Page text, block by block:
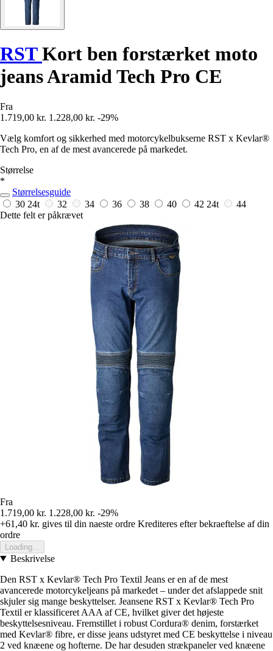
RSTKort ben forstærket moto
jeans Aramid Tech Pro CE
Fra
1.719,00 kr. 1.228,00 kr. -29%
Vælg komfort og sikkerhed med motorcykelbukserne RST x Kevlar®
Tech Pro, en af de mest avancerede på markedet.
Størrelse
*
Størrelsesguide
30 24t 32 34 36 38 40 42 24t
44
Dette felt er påkrævet
Fra
1.719,00 kr. 1.228,00 kr. -29%
+61,40 kr. gives til din naeste ordre Krediteres efter bekraeftelse af din
ordre
Loading...
Beskrivelse
Den RST x Kevlar® Tech Pro Textil Jeans er en af de mest
avancerede motorcykeljeans på markedet – under det afslappede snit
skjuler sig mange beskyttelser. Jeansene RST x Kevlar® Tech Pro
Textil er klassificeret AAA af CE, hvilket giver det højeste
beskyttelsesniveau. Fremstillet i robust Cordura® denim, forstærket
med Kevlar® fibre, er disse jeans udstyret med CE beskyttelse i niveau
2 ved knæene og hofterne. De har desuden strækpaneler ved knæene